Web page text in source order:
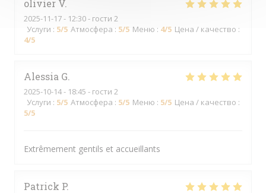
olivier V
2025-11-17- 12:30 - гости 2
Услуги : 5/5 Атмосфера : 5/5 Меню : 4/5 Цена / качество :
4/5
Alessia G
2025-10-14- 18:45 - гости 2
Услуги : 5/5 Атмосфера : 5/5 Меню : 5/5 Цена / качество :
5/5
Extrêmement gentils et accueillants
Patrick P